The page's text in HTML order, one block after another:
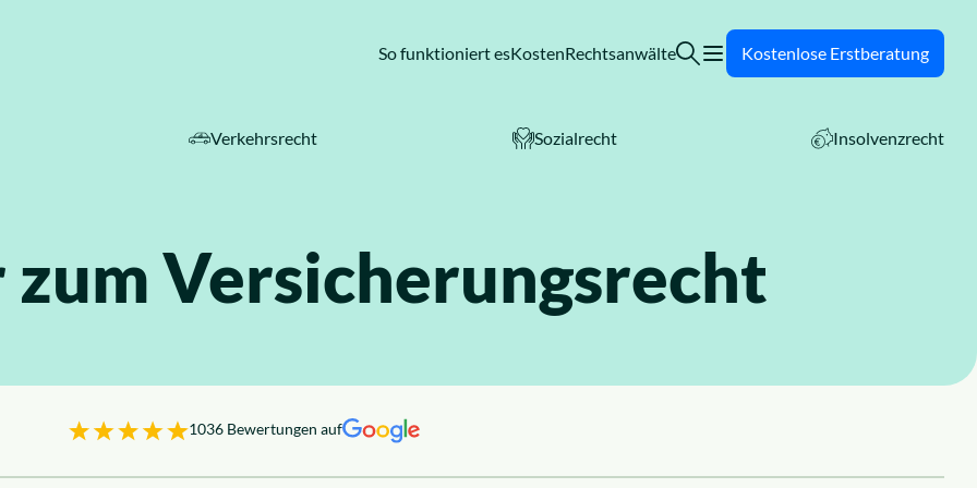
So funktioniert esKostenRechtsanwälte Kostenlose Erstberatung
Verkehrsrecht Sozialrecht Insolvenzrecht
zum Versicherungsrecht
1036 Bewertungen auf